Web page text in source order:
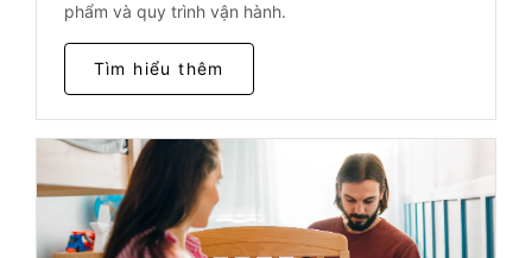
phẩm và quy trình vận hành.
Tìm hiểu thêm